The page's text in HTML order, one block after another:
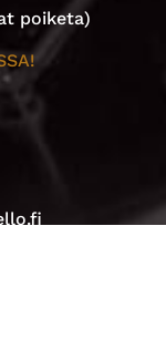
poiketa)